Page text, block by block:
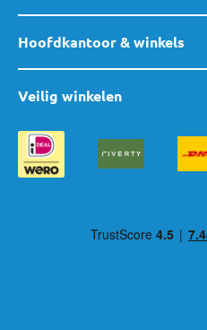
Hoofdkantoor & winkels
Veilig winkelen